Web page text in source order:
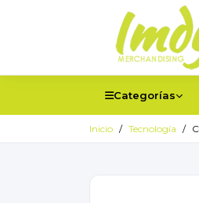
Categorías
Inicio Tecnología